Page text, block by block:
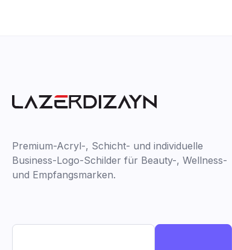
Premium-Acryl-, Schicht- und individuelle
Business-Logo-Schilder für Beauty-, Wellness-
und Empfangsmarken.